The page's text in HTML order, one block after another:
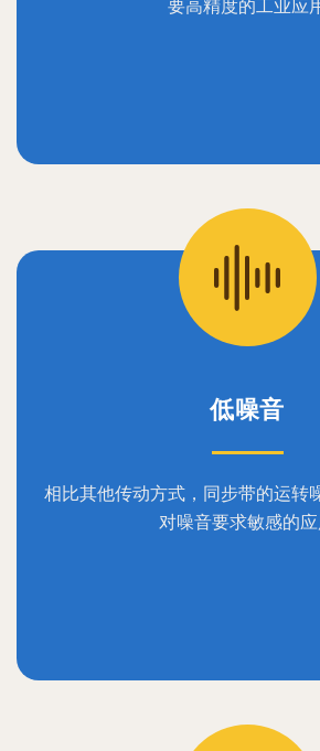
要高精度的工业应
低噪音
相比其他传动方式，同步带的运转
对噪音要求敏感的应